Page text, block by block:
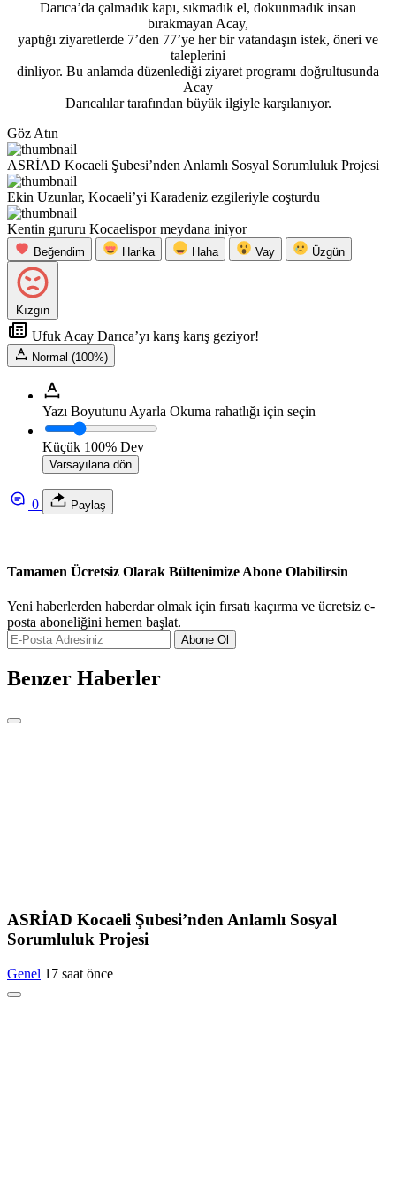
Darıca’da çalmadık kapı, sıkmadık el, dokunmadık insan
bırakmayan Acay,
yaptığı ziyaretlerde 7’den 77’ye her bir vatandaşın istek, öneri ve
taleplerini
dinliyor. Bu anlamda düzenlediği ziyaret programı doğrultusunda
Acay
Darıcalılar tarafından büyük ilgiyle karşılanıyor.
Göz Atın
ASRİAD Kocaeli Şubesi’nden Anlamlı Sosyal Sorumluluk Projesi
Ekin Uzunlar, Kocaeli’yi Karadeniz ezgileriyle coşturdu
Kentin gururu Kocaelispor meydana iniyor
Beğendim Harika Haha Vay Üzgün
Kızgın
Ufuk Acay Darıca’yı karış karış geziyor!
Normal (100%)
Yazı Boyutunu Ayarla Okuma rahatlığı için seçin
Küçük 100% Dev
Varsayılana dön
0 Paylaş
Tamamen Ücretsiz Olarak Bültenimize Abone Olabilirsin
Yeni haberlerden haberdar olmak için fırsatı kaçırma ve ücretsiz e-
posta aboneliğini hemen başlat.
Abone Ol
Benzer Haberler
ASRİAD Kocaeli Şubesi’nden Anlamlı Sosyal
Sorumluluk Projesi
Genel 17 saat önce